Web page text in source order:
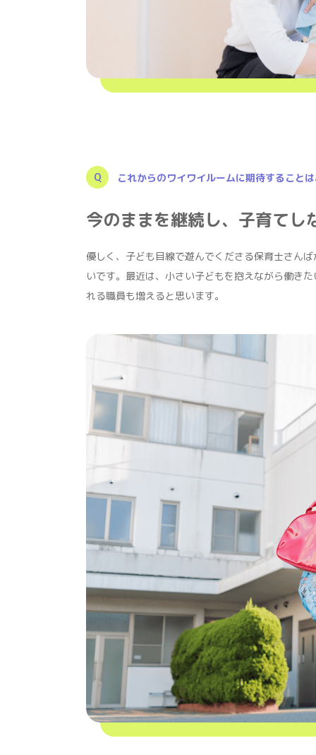
これからのワイワイルームに期待すること
今のままを継続し、子育て
優しく、子ども目線で遊んでくださる保育士さん
いです。最近は、小さい子どもを抱えながら働き
れる職員も増えると思います。